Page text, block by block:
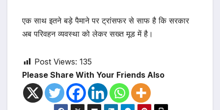
एक साथ इतने बड़े पैमाने पर ट्रांसफर से साफ है कि सरकार
अब परिवहन व्यवस्था को लेकर सख्त मूड में है।
Post Views: 135
Please Share With Your Friends Also